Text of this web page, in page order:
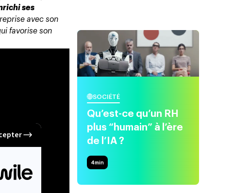
ses
avec son
favorise son
SOCIÉTÉ
Qu’est-ce qu’un RH
plus “humain” à l’ère
de l’IA ?
4min